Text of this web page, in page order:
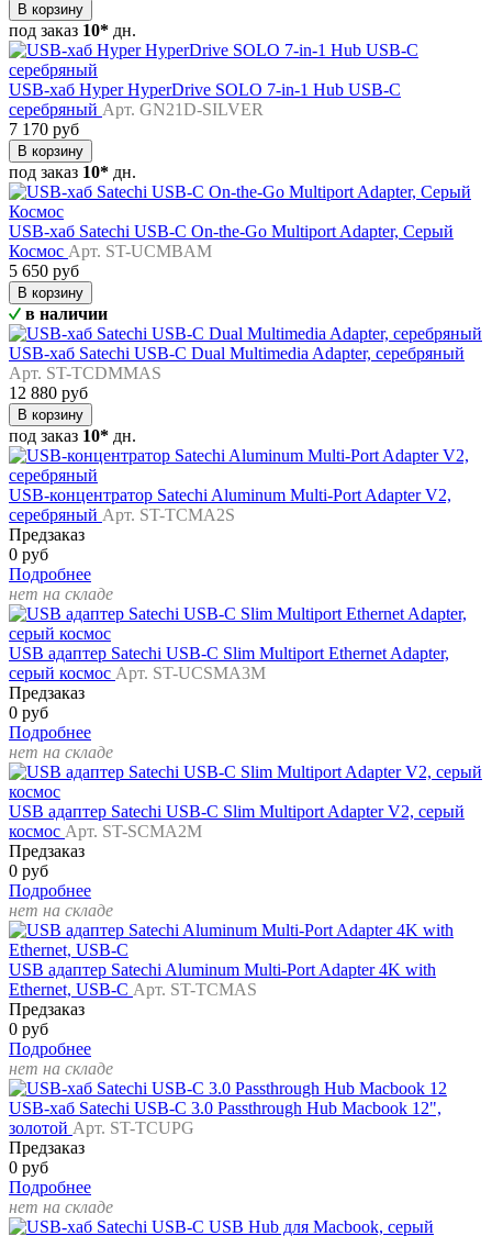
В корзину
под заказ 10* дн.
USB-хаб Hyper HyperDrive SOLO 7-in-1 Hub USB-C
серебряный Арт. GN21D-SILVER
7 170 руб
В корзину
под заказ 10* дн.
USB-хаб Satechi USB-C On-the-Go Multiport Adapter, Серый
Космос Арт. ST-UCMBAM
5 650 руб
В корзину
в наличии
USB-хаб Satechi USB-C Dual Multimedia Adapter, серебряный
Арт. ST-TCDMMAS
12 880 руб
В корзину
под заказ 10* дн.
USB-концентратор Satechi Aluminum Multi-Port Adapter V2,
серебряный Арт. ST-TCMA2S
Предзаказ
0 руб
Подробнее
нет на складе
USB адаптер Satechi USB-C Slim Multiport Ethernet Adapter,
серый космос Арт. ST-UCSMA3M
Предзаказ
0 руб
Подробнее
нет на складе
USB адаптер Satechi USB-C Slim Multiport Adapter V2, серый
космос Арт. ST-SCMA2M
Предзаказ
0 руб
Подробнее
нет на складе
USB адаптер Satechi Aluminum Multi-Port Adapter 4K with
Ethernet, USB-C Арт. ST-TCMAS
Предзаказ
0 руб
Подробнее
нет на складе
USB-хаб Satechi USB-С 3.0 Passthrough Hub Macbook 12",
золотой Арт. ST-TCUPG
Предзаказ
0 руб
Подробнее
нет на складе